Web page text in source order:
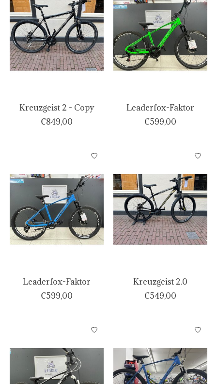
Kreuzgeist 2 - Copy
€849,00
Leaderfox-Faktor
€599,00
Leaderfox-Faktor
€599,00
Kreuzgeist 2.0
€549,00